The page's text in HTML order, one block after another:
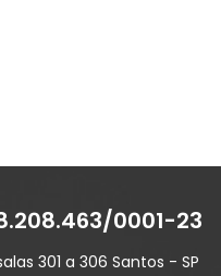
0001-23
301 a 306 Santos - SP